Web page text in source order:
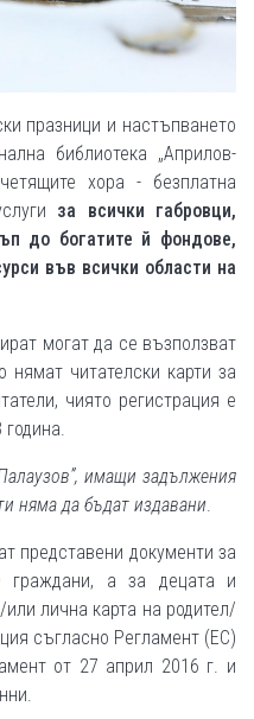
празници и настъпването
библиотека „Априлов-
хора - безплатна
за всички габровци,
до богатите й фондове,
във всички области на
могат да се възползват
нямат читателски карти за
чиято регистрация е
имащи задължения
няма да бъдат издавани
представени документи за
граждани, а за децата и
лична карта на родител/
съгласно Регламент (ЕС)
от 27 април 2016 г. и